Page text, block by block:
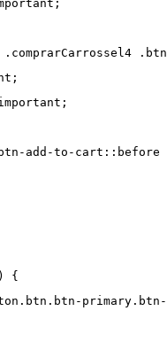
.comprarCarrossel4
add-to-
{